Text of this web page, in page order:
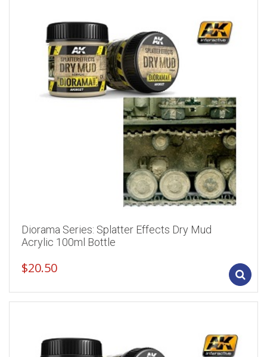
Diorama Series: Splatter Effects Dry Mud
Acrylic 100ml Bottle
$20.50